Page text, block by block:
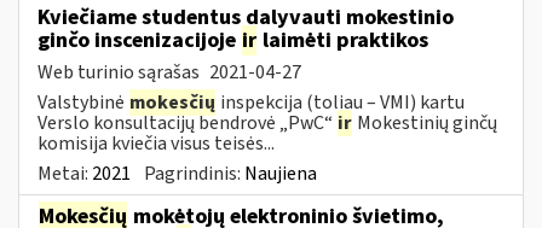
Kviečiame studentus dalyvauti mokestinio
ginčo inscenizacijoje ir laimėti praktikos
Web turinio sąrašas 2021-04-27
Valstybinė mokesčių inspekcija (toliau – VMI) kartu
Verslo konsultacijų bendrovė „PwC“ ir Mokestinių ginčų
komisija kviečia visus teisės...
Metai: 2021 Pagrindinis: Naujiena
Mokesčių mokėtojų elektroninio švietimo,